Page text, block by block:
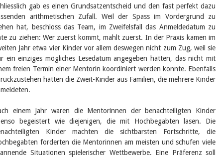
gab es einen Grundsatzentscheid und den fast perfekt dazu
arithmetischen Zufall. Weil der Spass im Vordergrund zu
hat, beschloss das Team, im Zweifelsfall das Anmeldedatum zu
zu ziehen: Wer zuerst kommt, mahlt zuerst. In der Praxis kamen im
Jahr etwa vier Kinder vor allem deswegen nicht zum Zug, weil sie
ein einziges mögliches Lesedatum angegeben hatten, das nicht mit
freien Termin einer Mentorin koordiniert werden konnte. Ebenfalls
hätten die Zweit-Kinder aus Familien, die mehrere Kinder
einem Jahr waren die Mentorinnen der benachteiligten Kinder
begeistert wie diejenigen, die mit Hochbegabten lasen. Die
Kinder machten die sichtbarsten Fortschritte, die
forderten die Mentorinnen am meisten und schufen viele
Situationen spielerischer Wettbewerbe. Eine Präferenz soll